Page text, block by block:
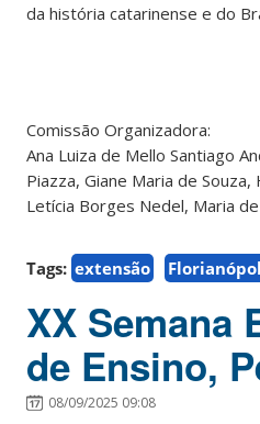
da história catarinense e do
Comissão Organizadora:
Ana Luiza de Mello Santiago
Piazza, Giane Maria de
Letícia Borges Nedel, Maria
Tags: extensão
XX Semana
de Ensino,
08/09/2025 09:08